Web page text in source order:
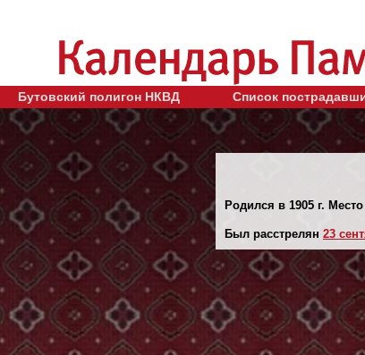
Бутовский полигон НКВД Список
Родился в 1905 г.
Был расстрелян 23